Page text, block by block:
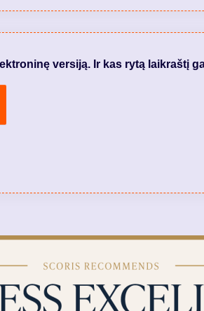
versiją. Ir kas rytą laikraštį